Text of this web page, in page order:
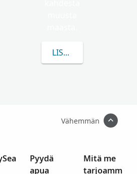
LISÄÄ TIETOA
Vähemmän
Pyydä
apua
Mitä me
tarjoamm